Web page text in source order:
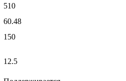
510
60.48
150
12.5